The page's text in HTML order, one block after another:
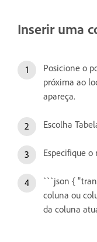
Inserir uma
Posicione o
próxima ao
apareça.
Escolha
Especifique o
```json {
coluna ou
da coluna